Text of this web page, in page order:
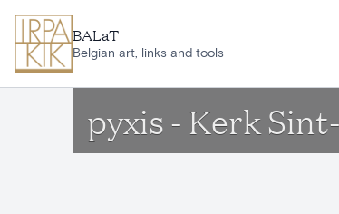
BALaT
Belgian art, links and tools
pyxis - Kerk